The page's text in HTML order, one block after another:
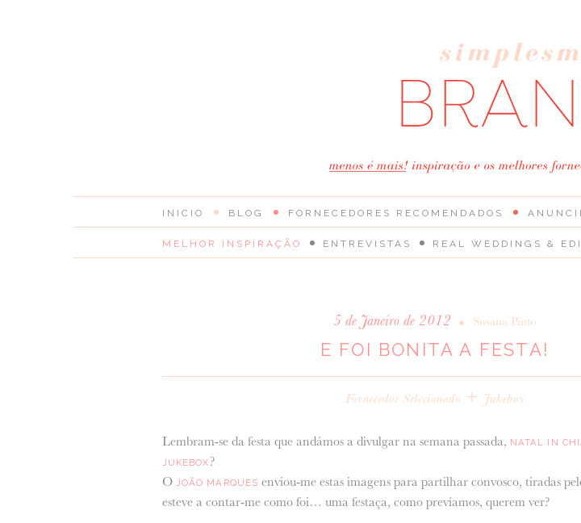
INICIO BLOG
MELHOR INSPIRAÇÃO ENTREVISTAS REAL WEDDINGS &
FORNECEDORES RECOMENDADOS
5 de Janeiro de 2012 • Susana Pinto
E FOI BONITA A FESTA!
Fornecedor Selecionado + Jukebox
Lembram-se da festa que andámos a divulgar na semana passada, NATAL IN
JUKEBOX ?
O JOÃO MARQUES enviou-me estas imagens para partilhar convosco, tiradas
esteve a contar-me como foi… uma festaça, como prevíamos, querem ver?